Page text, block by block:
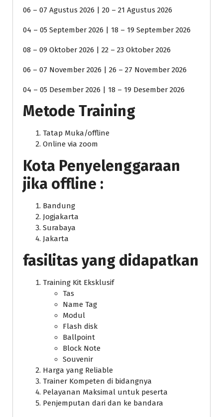
06 – 07 Agustus 2026 | 20 – 21 Agustus 2026
04 – 05 September 2026 | 18 – 19 September 2026
08 – 09 Oktober 2026 | 22 – 23 Oktober 2026
06 – 07 November 2026 | 26 – 27 November 2026
04 – 05 Desember 2026 | 18 – 19 Desember 2026
Metode Training
Tatap Muka/offline
Online via zoom
Kota Penyelenggaraan
jika offline :
Bandung
Jogjakarta
Surabaya
Jakarta
fasilitas yang didapatkan
Training Kit Eksklusif
Tas
Name Tag
Modul
Flash disk
Ballpoint
Block Note
Souvenir
Harga yang Reliable
Trainer Kompeten di bidangnya
Pelayanan Maksimal untuk peserta
Penjemputan dari dan ke bandara